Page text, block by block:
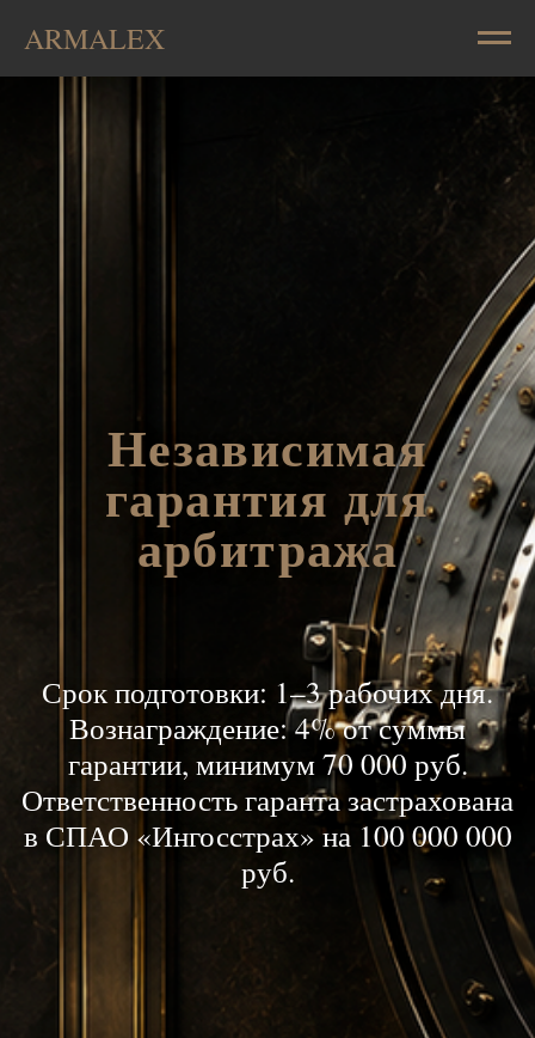
ARMALEX
Срок подготовки: 1–3 рабочих дня.
Вознаграждение: 4% от суммы
гарантии, минимум 70 000 руб.
Ответственность гаранта застрахована
в СПАО «Ингосстрах» на 100 000 000
На главную Срочная гарантия